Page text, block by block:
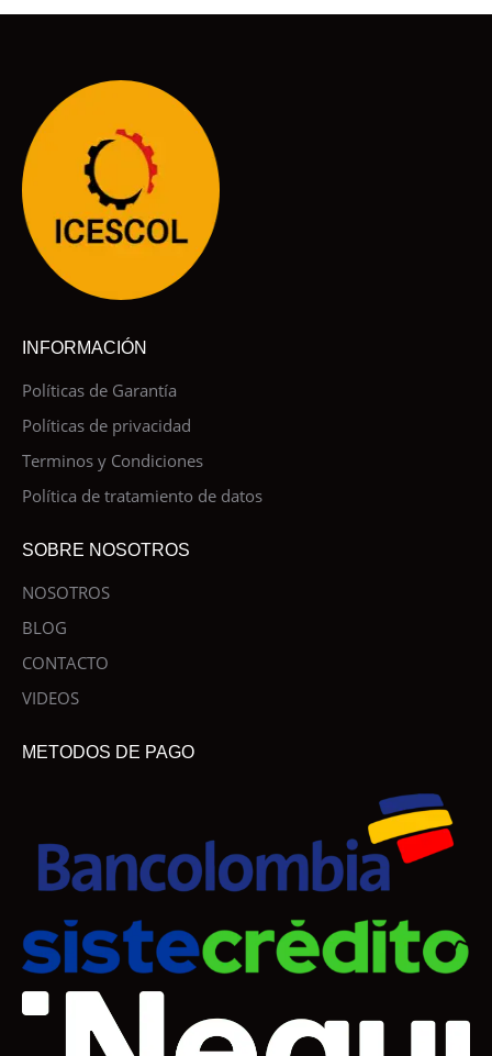
INFORMACIÓN
Políticas de Garantía
Políticas de privacidad
Terminos y Condiciones
Política de tratamiento de datos
SOBRE NOSOTROS
NOSOTROS
BLOG
CONTACTO
VIDEOS
METODOS DE PAGO